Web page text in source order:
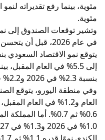
مئوية.
إلى 5.5% في العام
بنسبة 2.3% في 2026 و2.2% في 2027.
العام و1.2% في العام
0.6% ثم 0.7%. أما